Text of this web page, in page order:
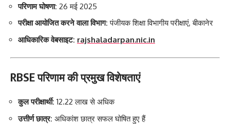
परिणाम घोषणा: 26 मई 2025
परीक्षा आयोजित करने वाला विभाग: पंजीयक शिक्षा विभागीय परीक्षाएं, बीकानेर
आधिकारिक वेबसाइट: rajshaladarpan.nic.in
RBSE परिणाम की प्रमुख विशेषताएं
कुल परीक्षार्थी: 12.22 लाख से अधिक
उत्तीर्ण छात्र: अधिकांश छात्र सफल घोषित हुए हैं